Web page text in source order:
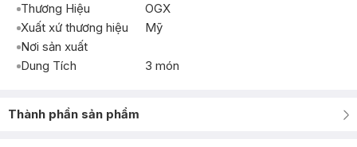
Thương Hiệu
OGX
Xuất xứ thương hiệu
Mỹ
Nơi sản xuất
Dung Tích
3 món
Thành phần sản phẩm